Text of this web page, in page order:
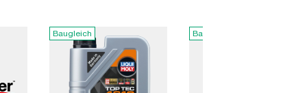
Baugleich Baugleich